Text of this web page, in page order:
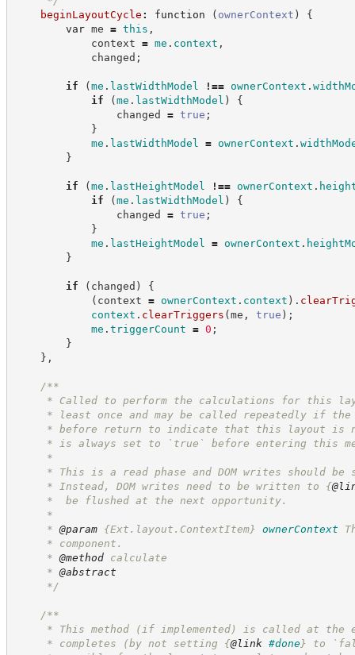
beginLayoutCycle : function ( ownerContext )
{
var me = this ,
context = me . context ,
changed ;
if (me . lastWidthModel !== ownerContext .
if
(me . lastWidthModel )
{
changed = true ;
}
me . lastWidthModel = ownerContext .
}
if (me . lastHeightModel !== ownerContext .
if
(me . lastWidthModel )
{
changed = true ;
}
me . lastHeightModel = ownerContext .
}
if ( changed )
{
( context = ownerContext . context ) .
context . clearTriggers (me , true ) ;
me . triggerCount = 0 ;
}
} ,
/**
* Called to perform the calculations for this
* least once and may be called repeatedly if
* before return to indicate that this layout is
* is always set to `true` before entering this
*
* This is a read phase and DOM writes should
* Instead, DOM writes need to be written to {
*  be flushed at the next opportunity.
*
* @param {Ext.layout.ContextItem} ownerContext
* component.
* @method calculate
* @abstract
*/
/**
* This method (if implemented) is called at the
* completes (by not setting {@link #done} to